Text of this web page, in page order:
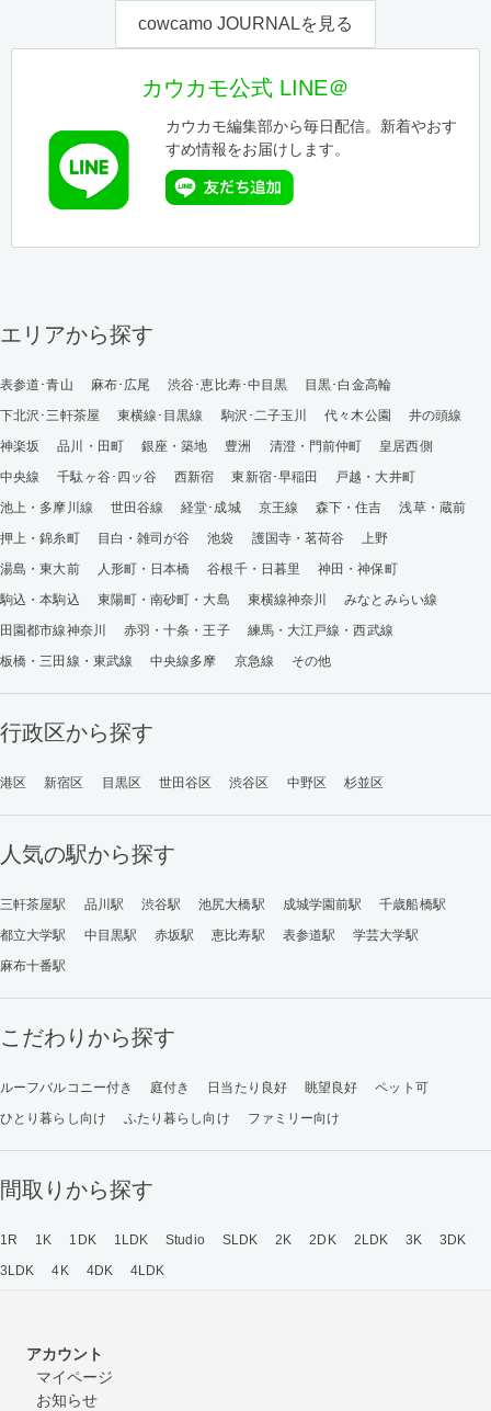
cowcamo JOURNALを見る
カウカモ公式 LINE＠
カウカモ編集部から毎日配信。新着やおす
すめ情報をお届けします。
エリアから探す
表参道･青山 麻布･広尾 渋谷･恵比寿･中目黒
目黒･白金高輪
下北沢･三軒茶屋
東横線･目黒線 駒沢･二子玉川 代々木公園
井の頭線
神楽坂
品川・田町 銀座・築地 豊洲 清澄・門前仲町
皇居西側
中央線
千駄ヶ谷･四ッ谷 西新宿 東新宿･早稲田
戸越・大井町
池上・多摩川線
世田谷線 経堂･成城 京王線 森下・住吉
浅草・蔵前
押上・錦糸町
目白・雑司が谷 池袋 護国寺・茗荷谷
上野
湯島・東大前
人形町・日本橋 谷根千・日暮里
神田・神保町
駒込・本駒込
東陽町・南砂町・大島 東横線神奈川
みなとみらい線
田園都市線神奈川
赤羽・十条・王子
練馬・大江戸線・西武線
板橋・三田線・東武線
中央線多摩 京急線 その他
行政区から探す
港区 新宿区 目黒区 世田谷区 渋谷区 中野区 杉並区
人気の駅から探す
三軒茶屋駅 品川駅 渋谷駅 池尻大橋駅 成城学園前駅
千歳船橋駅
都立大学駅
中目黒駅 赤坂駅 恵比寿駅 表参道駅
学芸大学駅
麻布十番駅
こだわりから探す
ルーフバルコニー付き 庭付き 日当たり良好 眺望良好
ペット可
ひとり暮らし向け
ふたり暮らし向け ファミリー向け
間取りから探す
1R 1K 1DK 1LDK Studio SLDK 2K 2DK 2LDK 3K
3DK
3LDK
4K 4DK 4LDK
アカウント
マイページ
お知らせ